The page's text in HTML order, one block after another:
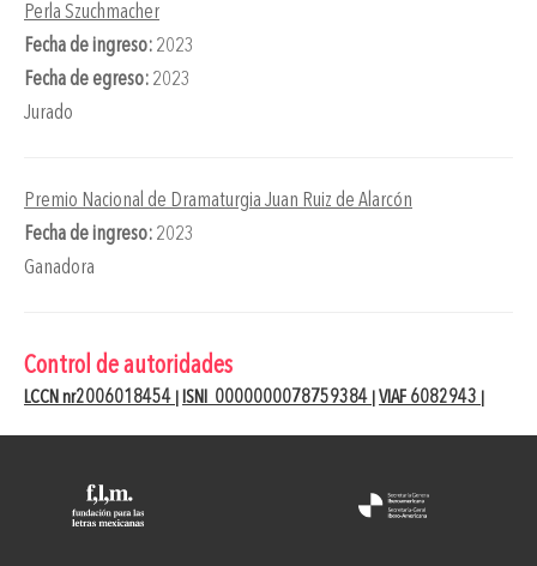
Perla Szuchmacher
Fecha de ingreso: 2023
Fecha de egreso: 2023
Jurado
Premio Nacional de Dramaturgia Juan Ruiz de Alarcón
Fecha de ingreso: 2023
Ganadora
Control de autoridades
LCCN nr2006018454 ISNI 0000000078759384 VIAF 6082943